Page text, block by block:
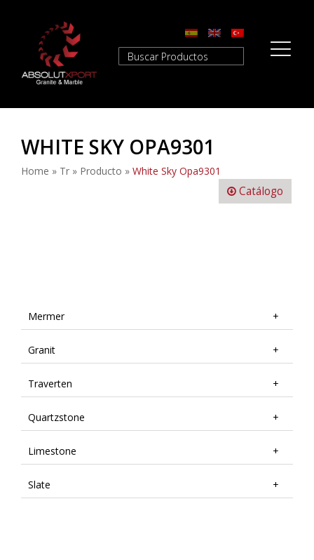
WHITE SKY OPA9301
Home » Tr » Producto » White Sky Opa9301
Catálogo
Mermer
Granit
Traverten
Quartzstone
Limestone
Slate